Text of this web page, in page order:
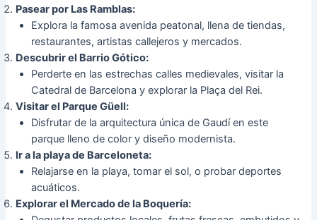
Pasear por Las Ramblas:
Explora la famosa avenida peatonal, llena de tiendas,
restaurantes, artistas callejeros y mercados.
Descubrir el Barrio Gótico:
Perderte en las estrechas calles medievales, visitar la
Catedral de Barcelona y explorar la Plaça del Rei.
Visitar el Parque Güell:
Disfrutar de la arquitectura única de Gaudí en este
parque lleno de color y diseño modernista.
Ir a la playa de Barceloneta:
Relajarse en la playa, tomar el sol, o probar deportes
acuáticos.
Explorar el Mercado de la Boquería: